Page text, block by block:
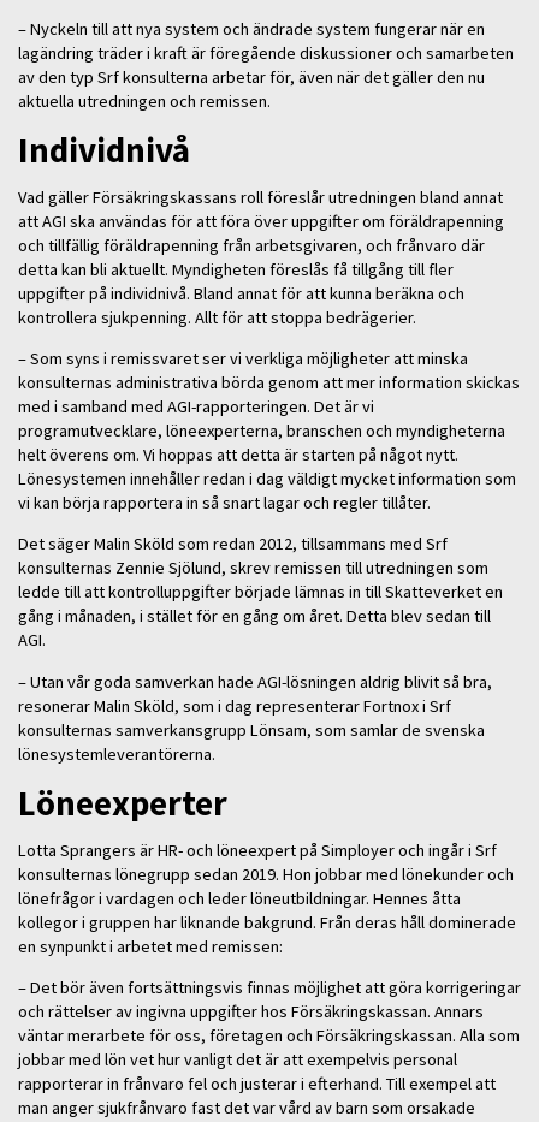
– Nyckeln till att nya system och ändrade system fungerar när en
lagändring träder i kraft är föregående diskussioner och samarbeten
av den typ Srf konsulterna arbetar för, även när det gäller den nu
aktuella utredningen och remissen.
Individnivå
Vad gäller Försäkringskassans roll föreslår utredningen bland annat
att AGI ska användas för att föra över uppgifter om föräldrapenning
och tillfällig föräldrapenning från arbetsgivaren, och frånvaro där
detta kan bli aktuellt. Myndigheten föreslås få tillgång till fler
uppgifter på individnivå. Bland annat för att kunna beräkna och
kontrollera sjukpenning. Allt för att stoppa bedrägerier.
– Som syns i remissvaret ser vi verkliga möjligheter att minska
konsulternas administrativa börda genom att mer information skickas
med i samband med AGI-rapporteringen. Det är vi
programutvecklare, löneexperterna, branschen och myndigheterna
helt överens om. Vi hoppas att detta är starten på något nytt.
Lönesystemen innehåller redan i dag väldigt mycket information som
vi kan börja rapportera in så snart lagar och regler tillåter.
Det säger Malin Sköld som redan 2012, tillsammans med Srf
konsulternas Zennie Sjölund, skrev remissen till utredningen som
ledde till att kontrolluppgifter började lämnas in till Skatteverket en
gång i månaden, i stället för en gång om året. Detta blev sedan till
AGI.
– Utan vår goda samverkan hade AGI-lösningen aldrig blivit så bra,
resonerar Malin Sköld, som i dag representerar Fortnox i Srf
konsulternas samverkansgrupp Lönsam, som samlar de svenska
lönesystemleverantörerna.
Löneexperter
Lotta Sprangers är HR- och löneexpert på Simployer och ingår i Srf
konsulternas lönegrupp sedan 2019. Hon jobbar med lönekunder och
lönefrågor i vardagen och leder löneutbildningar. Hennes åtta
kollegor i gruppen har liknande bakgrund. Från deras håll dominerade
en synpunkt i arbetet med remissen:
– Det bör även fortsättningsvis finnas möjlighet att göra korrigeringar
och rättelser av ingivna uppgifter hos Försäkringskassan. Annars
väntar merarbete för oss, företagen och Försäkringskassan. Alla som
jobbar med lön vet hur vanligt det är att exempelvis personal
rapporterar in frånvaro fel och justerar i efterhand. Till exempel att
man anger sjukfrånvaro fast det var vård av barn som orsakade